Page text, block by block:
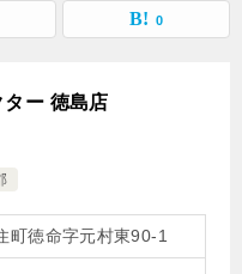
0
ー 徳島店
町徳命字元村東90-1